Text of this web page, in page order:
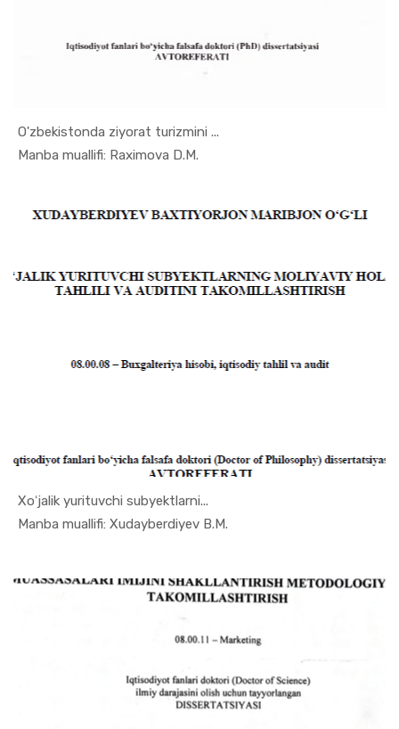
O'zbekistonda ziyorat turizmini ...
Manba muallifi: Raximova D.M.
In Turizm ...
Xoʻjalik yurituvchi subyektlarni...
Manba muallifi: Xudayberdiyev B.M.
In Buxgalt...